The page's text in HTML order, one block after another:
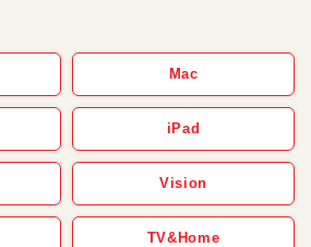
Mac
iPad
Vision
TV&Home